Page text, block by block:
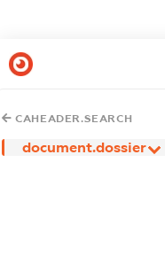
CAHEADER.SEARCH
document.dossier